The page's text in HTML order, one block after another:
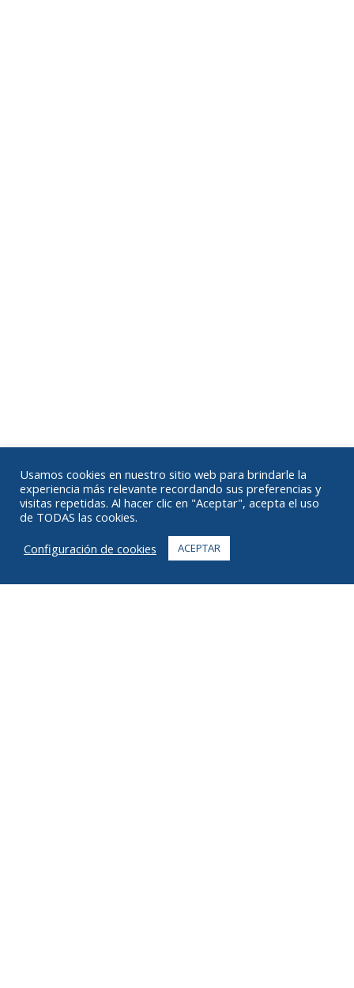
Usamos cookies en nuestro sitio web para brindarle la
experiencia más relevante recordando sus preferencias y
visitas repetidas. Al hacer clic en "Aceptar", acepta el uso
de TODAS las cookies.
Configuración de cookies
ACEPTAR